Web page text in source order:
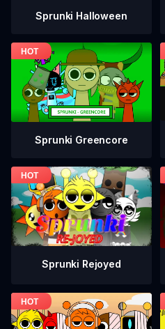
Sprunki Halloween
Sprunki Greencore
Sprunki Rejoyed